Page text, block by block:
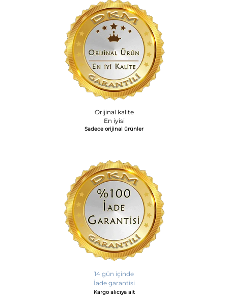
Orijinal kalite
En iyisi
Sadece orijinal ürünler
14 gün içinde
İade garantisi
Kargo alıcıya ait